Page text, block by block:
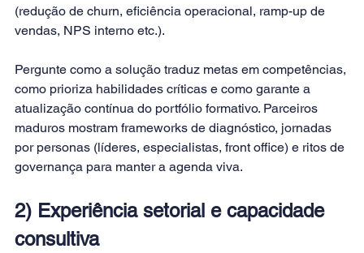
(redução de churn, eficiência operacional, ramp-up de
vendas, NPS interno etc.).
Pergunte como a solução traduz metas em competências,
como prioriza habilidades críticas e como garante a
atualização contínua do portfólio formativo. Parceiros
maduros mostram frameworks de diagnóstico, jornadas
por personas (líderes, especialistas, front office) e ritos de
governança para manter a agenda viva.
2) Experiência setorial e capacidade
consultiva